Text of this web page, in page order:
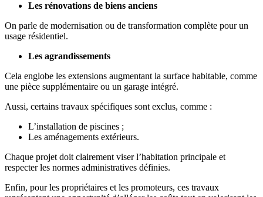
Les rénovations de biens anciens
On parle de modernisation ou de transformation complète pour un
usage résidentiel.
Les agrandissements
Cela englobe les extensions augmentant la surface habitable, comme
une pièce supplémentaire ou un garage intégré.
Aussi, certains travaux spécifiques sont exclus, comme :
L’installation de piscines ;
Les aménagements extérieurs.
Chaque projet doit clairement viser l’habitation principale et
respecter les normes administratives définies.
Enfin, pour les propriétaires et les promoteurs, ces travaux